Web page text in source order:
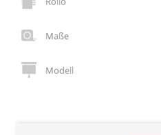
Stoffe
Panneaux
Maße
Modell